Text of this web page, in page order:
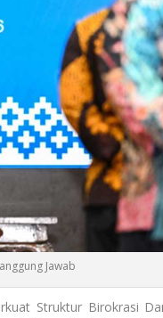
Jawab
Struktur Birokrasi